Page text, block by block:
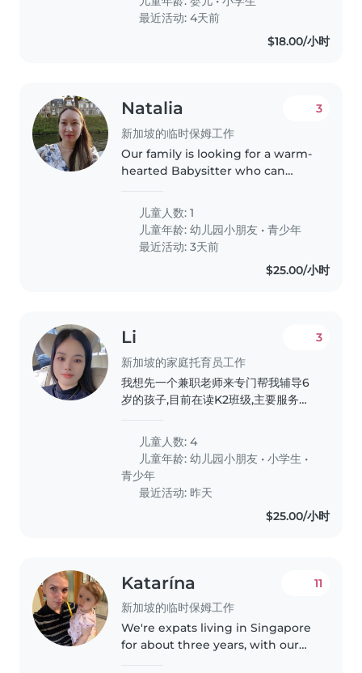
gets excited every time we tell
her..
最近活动: 4天前
$18.00/小时
Natalia
新加坡的临时保姆工作
3
Our family is looking for a warm-
hearted Babysitter who can
Comfort with light housework
and meal preparation will make
our day smoother. English &..
儿童人数: 1
儿童年龄:幼儿园小朋友 •青少年
最近活动: 3天前
$25.00/小时
Li
新加坡的家庭托育员工作
3
我想先一个兼职老师来专门帮我辅导6
岁的孩子,目前在读K2班级,主要服务孩
成阅读的良好习惯
儿童人数: 4
儿童年龄:幼儿园小朋友 •小学生 •
青少年
最近活动: 昨天
$25.00/小时
Katarína
新加坡的临时保姆工作
11
We're expats living in Singapore
for about three years, with our